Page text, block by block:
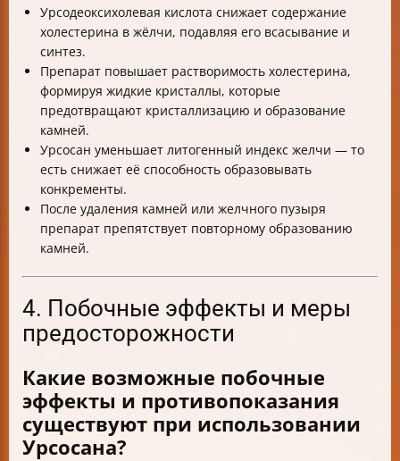
Урсодеоксихолевая кислота снижает содержание
холестерина в жёлчи, подавляя его всасывание и
синтез.
Препарат повышает растворимость холестерина,
формируя жидкие кристаллы, которые
предотвращают кристаллизацию и образование
камней.
Урсосан уменьшает литогенный индекс желчи — то
есть снижает её способность образовывать
конкременты.
После удаления камней или желчного пузыря
препарат препятствует повторному образованию
камней.
4. Побочные эффекты и меры
предосторожности
Какие возможные побочные
эффекты и противопоказания
существуют при использовании
Урсосана?